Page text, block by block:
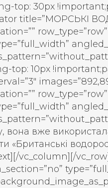
top: 30px
title=”МОРСЬКІ
row_type=”row”
top: 10px
row_type=”row”
вона вже
«Британські
vc_column][/